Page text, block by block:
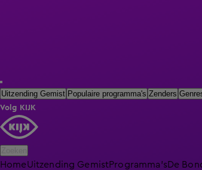
Uitzending Gemist Populaire programma's Zenders
Volg KIJK
HomeUitzending GemistProgramma'sDe